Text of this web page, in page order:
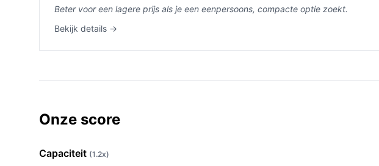
Beter voor een lagere prijs als je een eenpersoons, compacte optie zoekt.
Bekijk details →
Onze score
Capaciteit (1.2x)